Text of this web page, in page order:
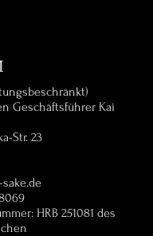
Geschäftsführer Kai
Str. 23
HRB 251081 des